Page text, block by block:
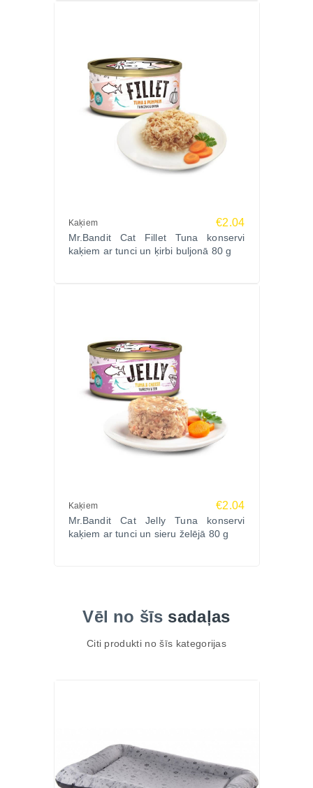
Kaķiem €2.04
Mr.Bandit Cat Fillet Tuna konservi
kaķiem ar tunci un ķirbi buljonā 80 g
Kaķiem €2.04
Mr.Bandit Cat Jelly Tuna konservi
kaķiem ar tunci un sieru želējā 80 g
Vēl no šīs sadaļas
Citi produkti no šīs kategorijas